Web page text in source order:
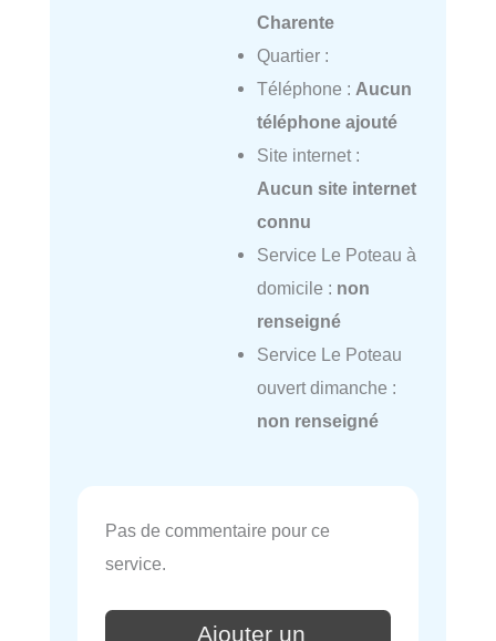
Charente
Quartier :
Téléphone : Aucun
téléphone ajouté
Site internet :
Aucun site internet
connu
Service Le Poteau à
domicile : non
renseigné
Service Le Poteau
ouvert dimanche :
non renseigné
Pas de commentaire pour ce
service.
Ajouter un